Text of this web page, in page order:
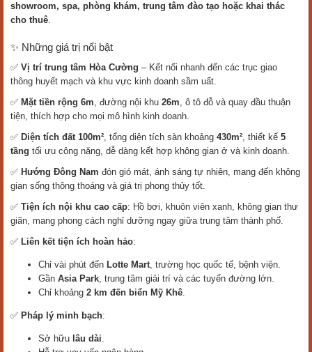
showroom, spa, phòng khám, trung tâm đào tạo hoặc khai thác
cho thuê.
✨ Những giá trị nổi bật
✅ Vị trí trung tâm Hòa Cường – Kết nối nhanh đến các trục giao
thông huyết mạch và khu vực kinh doanh sầm uất.
✅ Mặt tiền rộng 6m, đường nội khu 26m, ô tô đỗ và quay đầu thuận
tiện, thích hợp cho mọi mô hình kinh doanh.
✅ Diện tích đất 100m², tổng diện tích sàn khoảng 430m², thiết kế 5
tầng tối ưu công năng, dễ dàng kết hợp không gian ở và kinh doanh.
✅ Hướng Đông Nam đón gió mát, ánh sáng tự nhiên, mang đến không
gian sống thông thoáng và giá trị phong thủy tốt.
✅ Tiện ích nội khu cao cấp: Hồ bơi, khuôn viên xanh, không gian thư
giãn, mang phong cách nghỉ dưỡng ngay giữa trung tâm thành phố.
✅ Liên kết tiện ích hoàn hảo:
Chỉ vài phút đến Lotte Mart, trường học quốc tế, bệnh viện.
Gần Asia Park, trung tâm giải trí và các tuyến đường lớn.
Chỉ khoảng 2 km đến biển Mỹ Khê.
✅ Pháp lý minh bạch:
Sở hữu lâu dài.